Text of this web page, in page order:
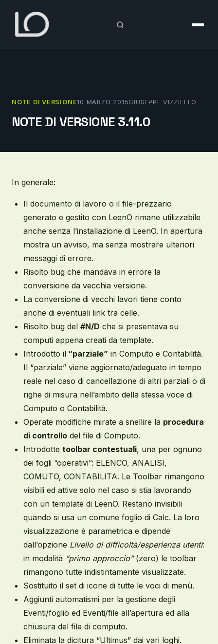
contenuto
NOTE DI VERSIONE10 MARZO 2015GIUSEPPE VIZZIELLO
NOTE DI VERSIONE 3.11.0
In generale:
Il documento di lavoro o il file-prezzario
generato e gestito con LeenO rimane utilizzabile
anche senza l’installazione di LeenO. In apertura
mostra un avviso, ma senza mostrare ulteriori
messaggi di errore.
Risolto bug che mandava in errore la
conversione da vecchia versione.
La conversione di vecchi lavori tiene conto
anche di eventuali link tra celle.
Risolto bug del #N/D che si presentava su
computi appena creati da template.
Introdotto il “parziale” in Computo e Contabilità.
Il “parziale” viene aggiornato/adeguato in tempo
reale nel caso di cancellazione di altri parziali o di
righe di misura nell’ambito della stessa voce di
Computo o Contabilità.
Operate modifiche mirate a snellire la procedura
di controllo del file di Computo.
Introdotte toolbar contestuali, una per ognuno
dei fogli “operativi”: ELENCO, ANALISI,
COMUTO, CONTABILITA. Le Toolbar rimangono
visibili ed attive solo nel caso si stia lavorando
con un template di LeenO. Restano invisibili
quando si usa un comune foglio di Calc. La loro
visualizzazione è parametrica e dipende
dall’opzione Livello di difficoltà/esperienza utenti:
in modalità “primo approccio”(zero) le toolbar
rimangono tutte indistintamente visualizzate.
Sostituito il set di icone di tutte le voci di menù.
Aggiunti automatismi per la gestione degli
Eventi/foglio ed Eventi/file all’apertura ed alla
chiusura del file di computo.
Eliminata la dicitura “Ultimus” dai vari loghi.